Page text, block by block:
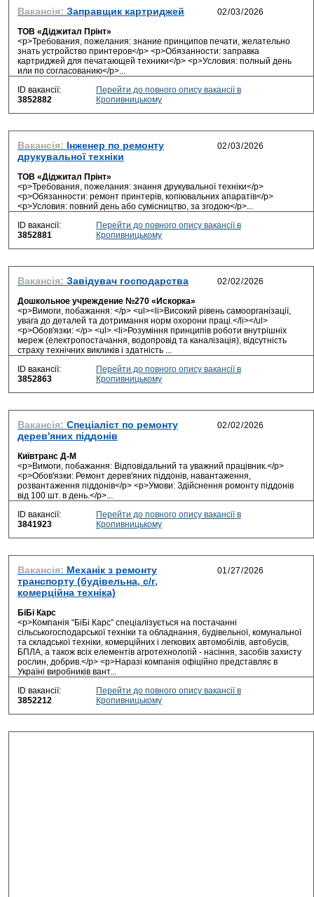
Вакансія: Заправщик картриджей
ТОВ «Діджитал Прінт»
<p>Требования, пожелания: знание принципов печати, желательно
знать устройство принтеров</p> <p>Обязанности: заправка
картриджей для печатающей техники</p> <p>Условия: полный день
или по согласованию</p>...
ID вакансії:
3852882
Перейти до повного опису вакансії в
Кропивницькому
Вакансія: Інженер по ремонту
друкувальної техніки
ТОВ «Діджитал Прінт»
<p>Требования, пожелания: знання друкувальної техніки</p>
<p>Обязанности: ремонт принтерів, копіювальних апаратів</p>
<p>Условия: повний день або сумісництво, за згодою</p>...
ID вакансії:
3852881
Перейти до повного опису вакансії в
Кропивницькому
Вакансія: Завідувач господарства
Дошкольное учреждение №270 «Искорка»
<p>Вимоги, побажання: </p> <ul><li>Високий рівень самоорганізації,
увага до деталей та дотримання норм охорони праці.</li></ul>
<p>Обов'язки: </p> <ul> <li>Розуміння принципів роботи внутрішніх
мереж (електропостачання, водопровід та каналізація), відсутність
страху технічних викликів і здатність ...
ID вакансії:
3852863
Перейти до повного опису вакансії в
Кропивницькому
Вакансія: Спеціаліст по ремонту
дерев'яних піддонів
Київтранс Д-М
<p>Вимоги, побажання: Відповідальний та уважний працівник.</p>
<p>Обов'язки: Ремонт дерев'яних піддонів, навантаження,
розвантаження піддонів</p> <p>Умови: Здійснення ромонту піддонів
від 100 шт. в день.</p>...
ID вакансії:
3841923
Перейти до повного опису вакансії в
Кропивницькому
Вакансія: Механік з ремонту
транспорту (будівельна, с/г,
комерційна техніка)
БіБі Карс
<p>Компанія “БіБі Карс” спеціалізується на постачанні
сільськогосподарської техніки та обладнання, будівельної, комунальної
та складської техніки, комерційних і легкових автомобілів, автобусів,
БПЛА, а також всіх елементів агротехнологій - насіння, засобів захисту
рослин, добрив.</p> <p>Наразі компанія офіційно представляє в
Україні виробників вант...
ID вакансії:
3852212
Перейти до повного опису вакансії в
Кропивницькому